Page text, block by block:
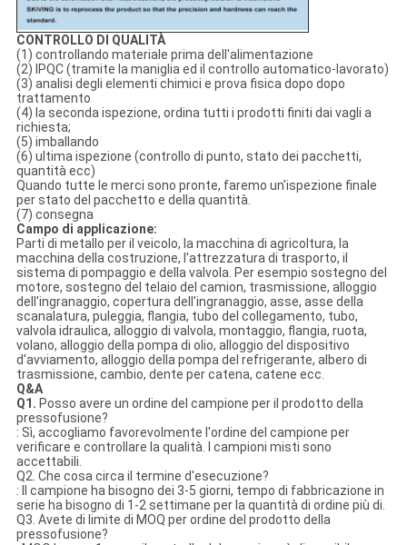
CONTROLLO DI QUALITÀ
(1) controllando materiale prima dell'alimentazione
(2) IPQC (tramite la maniglia ed il controllo automatico-lavorato)
(3) analisi degli elementi chimici e prova fisica dopo dopo
trattamento
(4) la seconda ispezione, ordina tutti i prodotti finiti dai vagli a
richiesta;
(5) imballando
(6) ultima ispezione (controllo di punto, stato dei pacchetti,
quantità ecc)
Quando tutte le merci sono pronte, faremo un'ispezione finale
per stato del pacchetto e della quantità.
(7) consegna
Campo di applicazione:
Parti di metallo per il veicolo, la macchina di agricoltura, la
macchina della costruzione, l'attrezzatura di trasporto, il
sistema di pompaggio e della valvola. Per esempio sostegno del
motore, sostegno del telaio del camion, trasmissione, alloggio
dell'ingranaggio, copertura dell'ingranaggio, asse, asse della
scanalatura, puleggia, flangia, tubo del collegamento, tubo,
valvola idraulica, alloggio di valvola, montaggio, flangia, ruota,
volano, alloggio della pompa di olio, alloggio del dispositivo
d'avviamento, alloggio della pompa del refrigerante, albero di
trasmissione, cambio, dente per catena, catene ecc.
Q&A
Q1. Posso avere un ordine del campione per il prodotto della
pressofusione?
: Sì, accogliamo favorevolmente l'ordine del campione per
verificare e controllare la qualità. I campioni misti sono
accettabili.
Q2. Che cosa circa il termine d'esecuzione?
: Il campione ha bisogno dei 3-5 giorni, tempo di fabbricazione in
serie ha bisogno di 1-2 settimane per la quantità di ordine più di.
Q3. Avete di limite di MOQ per ordine del prodotto della
pressofusione?